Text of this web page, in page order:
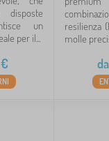
un
per il...
€
resilienza
molle
da